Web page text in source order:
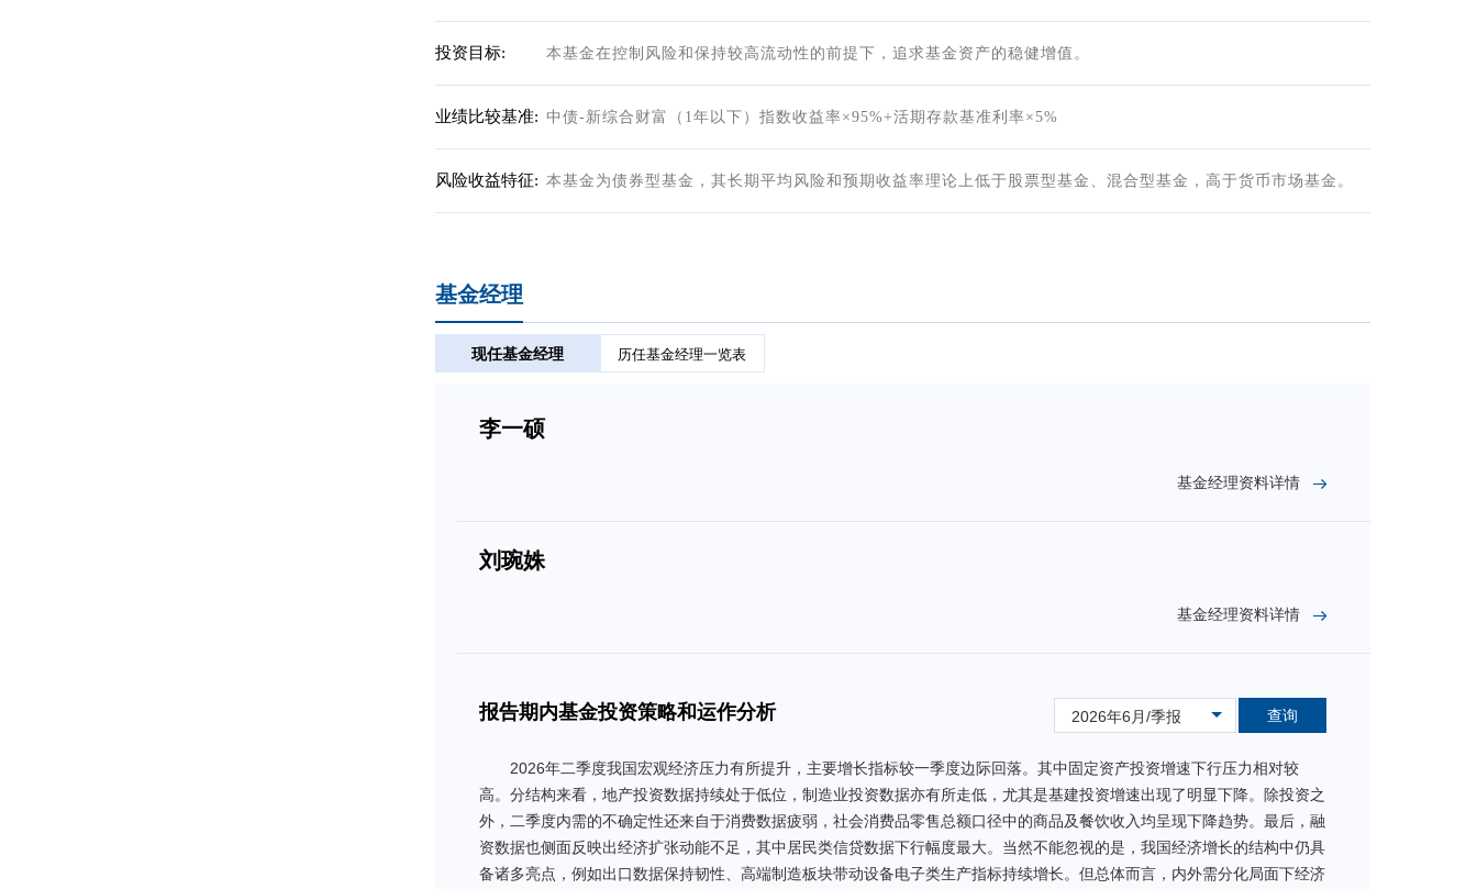
投资目标: 本基金在控制风险和保持较高流动性的前提下，追求基金资产的稳健增值。
业绩比较基准: 中债-新综合财富（1年以下）指数收益率×95%+活期存款基准利率×5%
风险收益特征: 本基金为债券型基金，其长期平均风险和预期收益率理论上低于股票型基金、混合型基金，高于货币市场基金。
基金经理
现任基金经理 历任基金经理一览表
李一硕
基金经理资料详情
刘琬姝
基金经理资料详情
报告期内基金投资策略和运作分析 2026年6月/季报 查询
2026年二季度我国宏观经济压力有所提升，主要增长指标较一季度边际回落。其中固定资产投资增速下行压力相对较
高。分结构来看，地产投资数据持续处于低位，制造业投资数据亦有所走低，尤其是基建投资增速出现了明显下降。除投资之
外，二季度内需的不确定性还来自于消费数据疲弱，社会消费品零售总额口径中的商品及餐饮收入均呈现下降趋势。最后，融
资数据也侧面反映出经济扩张动能不足，其中居民类信贷数据下行幅度最大。当然不能忽视的是，我国经济增长的结构中仍具
备诸多亮点，例如出口数据保持韧性、高端制造板块带动设备电子类生产指标持续增长。但总体而言，内外需分化局面下经济